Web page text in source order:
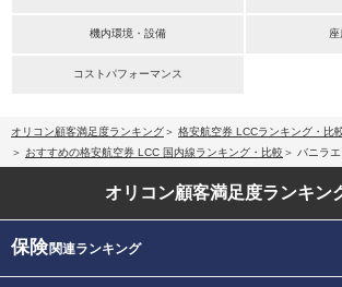
機内環境・設備 座
コストパフォーマンス
オリコン顧客満足度ランキング
格安航空券 LCCランキング・比
おすすめの格安航空券 LCC 国内線ランキング・比較
バニラエ
オリコン顧客満足度ランキン
保険関連ランキング